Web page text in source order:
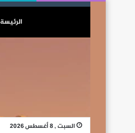
الرئيسة
السبت , 8 أغسطس 2026